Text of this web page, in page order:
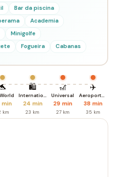
Bar da piscina
Academia
Minigolfe
Fogueira Cabanas
min
km
🛍️
24 min
23 km
🎢
Universal
29 min
27 km
✈️
38 min
35 km